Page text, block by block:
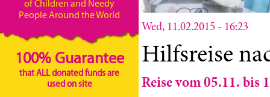
of Children and Needy
People Around the World
100% Guarantee
that ALL donated funds are
used on site
Wed, 11.02.2015 - 16:23
Hilfsreise
Reise vom 05.11. bis